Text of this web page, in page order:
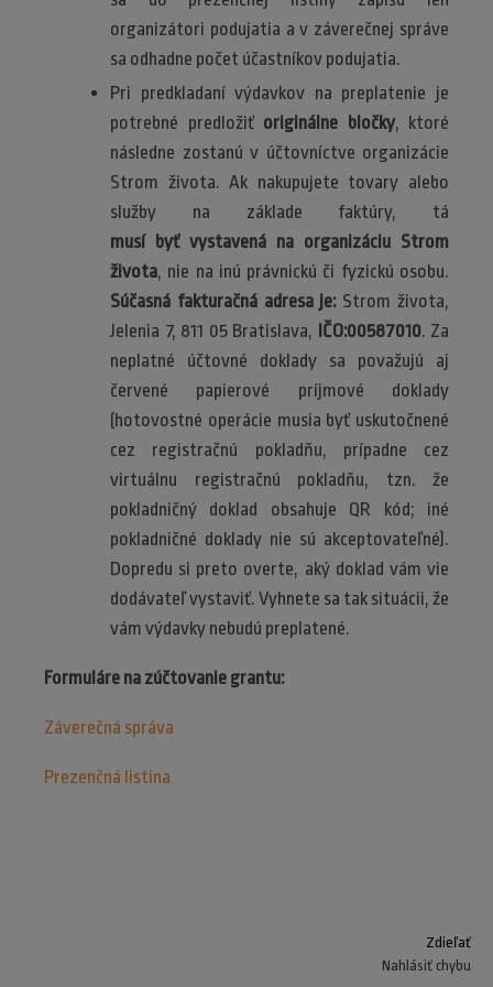
organizátori podujatia a v záverečnej správe
sa odhadne počet účastníkov podujatia.
Pri predkladaní výdavkov na preplatenie je
potrebné predložiť originálne bločky, ktoré
následne zostanú v účtovníctve organizácie
Strom života. Ak nakupujete tovary alebo
služby na základe faktúry, tá
musí byť vystavená na organizáciu Strom
života, nie na inú právnickú či fyzickú osobu.
Súčasná fakturačná adresa je:Strom života,
Jelenia 7, 811 05 Bratislava, IČO:00587010. Za
neplatné účtovné doklady sa považujú aj
červené papierové príjmové doklady
(hotovostné operácie musia byť uskutočnené
cez registračnú pokladňu, prípadne cez
virtuálnu registračnú pokladňu, tzn. že
pokladničný doklad obsahuje QR kód; iné
pokladničné doklady nie sú akceptovateľné).
Dopredu si preto overte, aký doklad vám vie
dodávateľ vystaviť. Vyhnete sa tak situácii, že
vám výdavky nebudú preplatené.
Formuláre na zúčtovanie grantu:
Záverečná správa
Prezenčná listina
Zdieľať
Nahlásiť chybu